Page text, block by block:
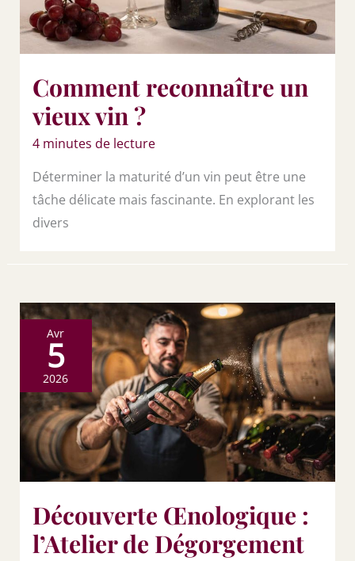
Comment reconnaître un
vieux vin ?
4 minutes de lecture
Déterminer la maturité d’un vin peut être une
tâche délicate mais fascinante. En explorant les
divers
Avr
5
2026
Découverte Œnologique :
l’Atelier de Dégorgement